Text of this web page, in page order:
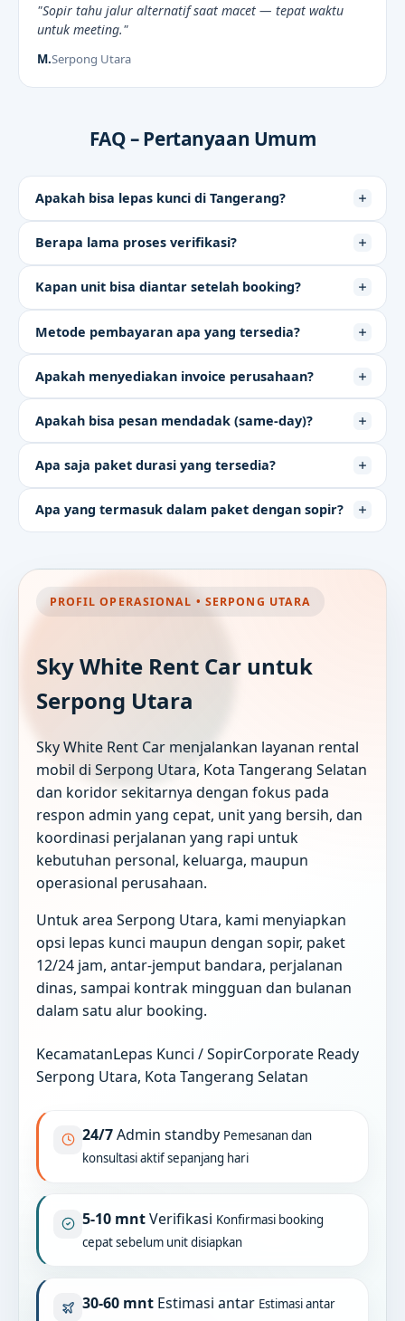
"Sopir tahu jalur alternatif saat macet — tepat waktu
untuk meeting."
M.Serpong Utara
FAQ – Pertanyaan Umum
Apakah bisa lepas kunci di Tangerang?
Berapa lama proses verifikasi?
Kapan unit bisa diantar setelah booking?
Metode pembayaran apa yang tersedia?
Apakah menyediakan invoice perusahaan?
Apakah bisa pesan mendadak (same-day)?
Apa saja paket durasi yang tersedia?
Apa yang termasuk dalam paket dengan sopir?
PROFIL OPERASIONAL • SERPONG UTARA
Sky White Rent Car untuk
Serpong Utara
Sky White Rent Car menjalankan layanan rental
mobil di Serpong Utara, Kota Tangerang Selatan
dan koridor sekitarnya dengan fokus pada
respon admin yang cepat, unit yang bersih, dan
koordinasi perjalanan yang rapi untuk
kebutuhan personal, keluarga, maupun
operasional perusahaan.
Untuk area Serpong Utara, kami menyiapkan
opsi lepas kunci maupun dengan sopir, paket
12/24 jam, antar-jemput bandara, perjalanan
dinas, sampai kontrak mingguan dan bulanan
dalam satu alur booking.
KecamatanLepas Kunci / SopirCorporate Ready
Serpong Utara, Kota Tangerang Selatan
24/7Admin standby Pemesanan dan
konsultasi aktif sepanjang hari
5-10 mntVerifikasi Konfirmasi booking
cepat sebelum unit disiapkan
30-60 mnt Estimasi antar Estimasi antar